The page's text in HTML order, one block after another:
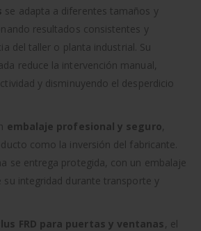
se adapta a diferentes tamaños y
resultados consistentes y
del taller o planta industrial. Su
reduce la intervención manual,
y disminuyendo el desperdicio
embalaje profesional y seguro
como la inversión del fabricante.
se entrega protegida, con un embalaje
su integridad durante transporte y
FRD para puertas y ventanas , el